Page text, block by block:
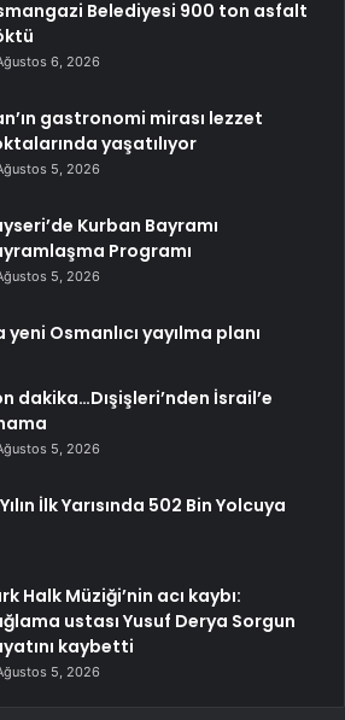
Belediyesi 900 ton asfalt
6, 2026
gastronomi mirası lezzet
yaşatılıyor
5, 2026
Kurban Bayramı
Programı
5, 2026
Osmanlıcı yayılma planı
dakika…Dışişleri’nden İsrail’e
5, 2026
İlk Yarısında 502 Bin Yolcuya
Halk Müziği’nin acı kaybı:
ustası Yusuf Derya Sorgun
kaybetti
5, 2026